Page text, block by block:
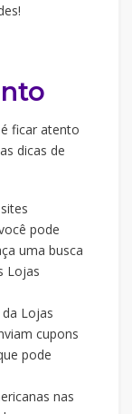
ficar atento
dicas de
pode
uma busca
Lojas
Lojas
cupons
pode
nas